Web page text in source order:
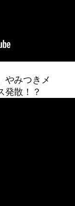
やみつきメ
発散！？